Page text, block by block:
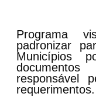
Programa
padronizar
Municípios
responsável
requerimentos.